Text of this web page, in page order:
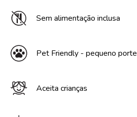
Sem alimentação inclusa
Pet Friendly - pequeno porte
Aceita crianças